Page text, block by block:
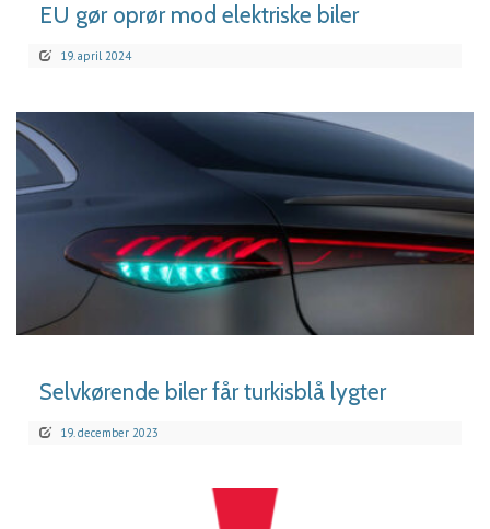
EU gør oprør mod elektriske biler
19. april 2024
Selvkørende biler får turkisblå lygter
19. december 2023